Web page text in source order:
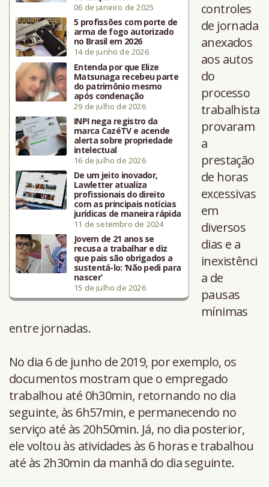
06 de janeiro de 2025
5 profissões com porte de
arma de fogo autorizado
no Brasil em 2026
14 de junho de 2026
Entenda por que Elize
Matsunaga recebeu parte
do patrimônio mesmo
após condenação
29 de julho de 2026
INPI nega registro da
marca CazéTV e acende
alerta sobre propriedade
intelectual
16 de julho de 2026
De um jeito inovador,
Lawletter atualiza
profissionais do direito
com as principais notícias
jurídicas de maneira rápida
11 de setembro de 2024
Jovem de 21 anos se
recusa a trabalhar e diz
que pais são obrigados a
sustentá-lo: ‘Não pedi para
nascer’
15 de julho de 2026
controles
de jornada
anexados
aos autos
do
processo
trabalhista
provaram
a
prestação
de horas
excessivas
em
diversos
dias e a
inexistênci
a de
pausas
mínimas
entre jornadas.
No dia 6 de junho de 2019, por exemplo, os
documentos mostram que o empregado
trabalhou até 0h30min, retornando no dia
seguinte, às 6h57min, e permanecendo no
serviço até às 20h50min. Já, no dia posterior,
ele voltou às atividades às 6 horas e trabalhou
até às 2h30min da manhã do dia seguinte.